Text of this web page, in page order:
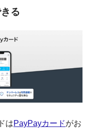
る
はPayPayカードがお